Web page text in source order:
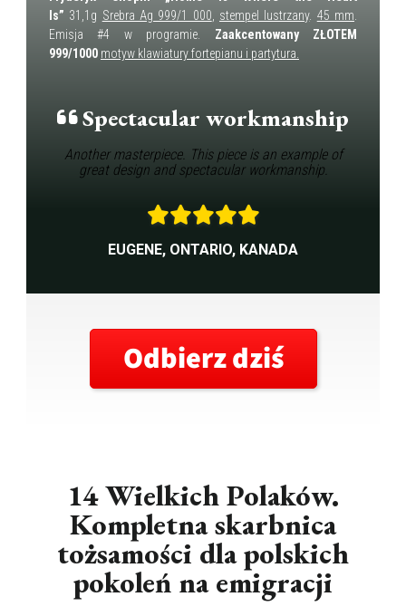
Is” 31,1g Srebra Ag 999/1 000 stempel lustrzany. 45 mm
Emisja #4 w programie. Zaakcentowany ZŁOTEM
999/1000 motyw klawiatury fortepianu i partytura.
Spectacular workmanship
Another masterpiece. This piece is an example of
great design and spectacular workmanship.
EUGENE, ONTARIO, KANADA
Odbierz dziś
14 Wielkich Polaków.
Kompletna skarbnica
tożsamości dla polskich
pokoleń na emigracji